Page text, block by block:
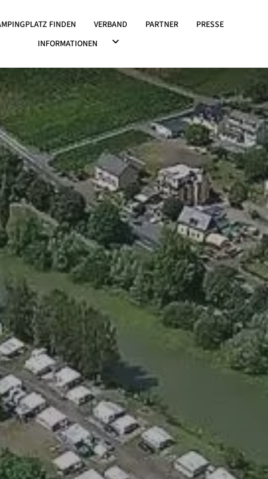
ÖFFNENFINDEN VERBAND PARTNER
PRESSE
INFORMATIONEN
DROPDOWN ÖFFNEN